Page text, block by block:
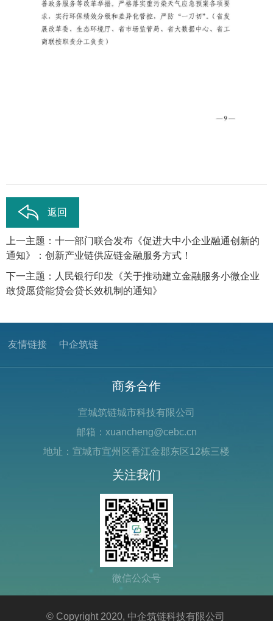
返回
上一主题：十一部门联合发布《促进大中小企业融通创新的
通知》：创新产业链供应链金融服务方式！
下一主题：人民银行印发《关于推动建立金融服务小微企业
敢贷愿贷能贷会贷长效机制的通知》
友情链接 中企筑链
商务合作
宣城筑链城市科技有限公司
邮箱：xuancheng@cebc.cn
地址：宣城市宣州区香江金郡东区12栋三楼
关注我们
微信公众号
© Copyright 2020, 中企筑链科技有限公司